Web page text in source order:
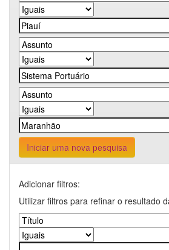
Iniciar uma nova pesquisa
Adicionar filtros:
Utilizar filtros para refinar o resultado